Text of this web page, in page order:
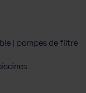
| pompes de filtre